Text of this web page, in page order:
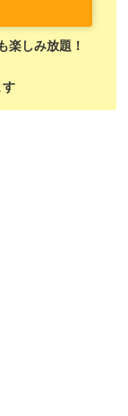
楽しみ放題！
す